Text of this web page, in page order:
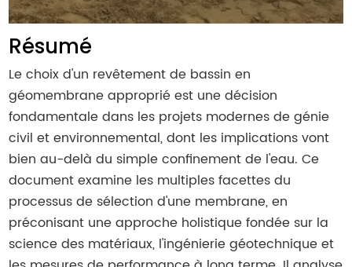
Résumé
Le choix d'un revêtement de bassin en
géomembrane approprié est une décision
fondamentale dans les projets modernes de génie
civil et environnemental, dont les implications vont
bien au-delà du simple confinement de l'eau. Ce
document examine les multiples facettes du
processus de sélection d'une membrane, en
préconisant une approche holistique fondée sur la
science des matériaux, l'ingénierie géotechnique et